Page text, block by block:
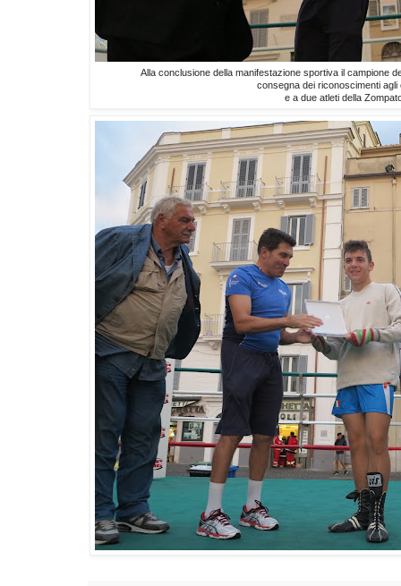
Alla conclusione della manifestazione sportiva il campione
consegna dei riconoscimenti
e a due atleti della